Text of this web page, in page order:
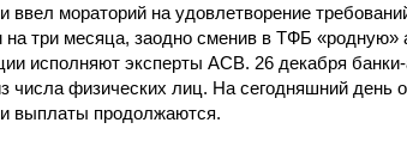
ввел мораторий на удовлетворение
на три месяца, заодно сменив в ТФБ «родную»
исполняют эксперты АСВ. 26 декабря банки-
числа физических лиц. На сегодняшний день
выплаты продолжаются.